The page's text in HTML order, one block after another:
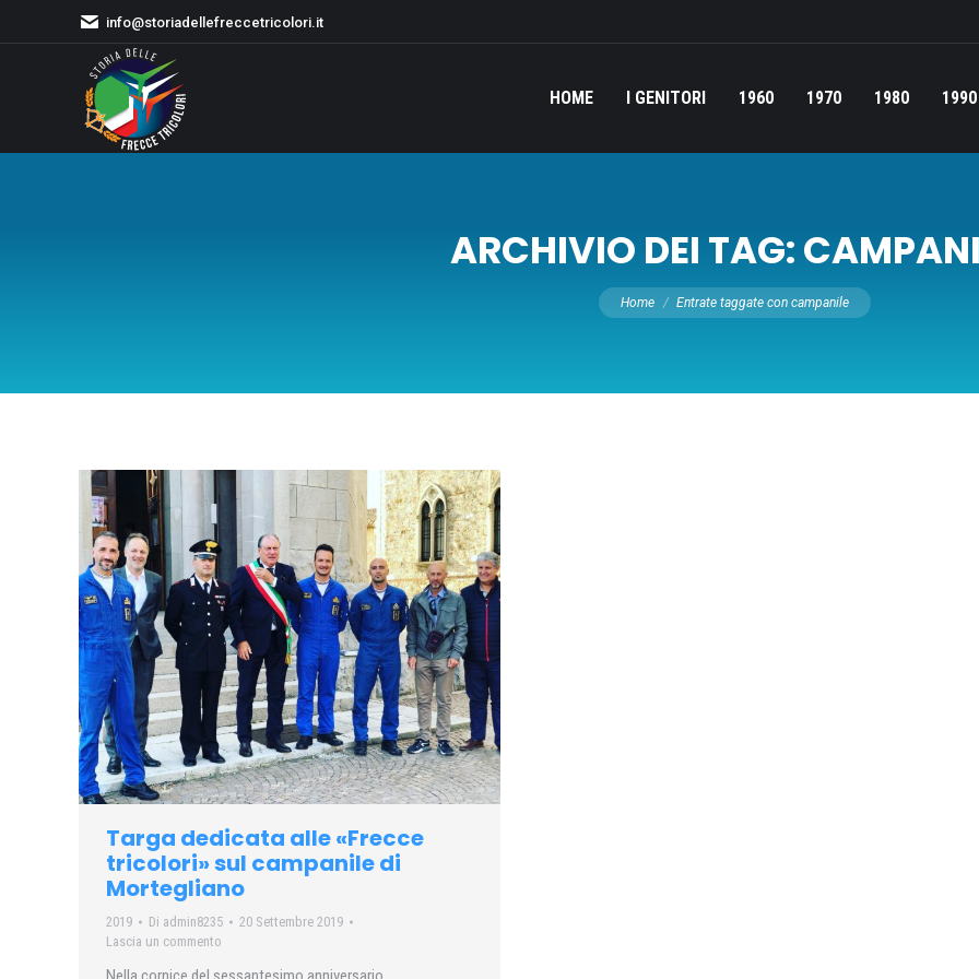
info@storiadellefreccetricolori.it
HOME I GENITORI 1960 1970 1980 1990
ARCHIVIO DEI TAG:
Tu sei qui:
Home Entrate taggate con campanile
Targa dedicata alle «Frecce
tricolori» sul campanile di
Mortegliano
2019 Di admin8235
20 Settembre 2019
Lascia un commento